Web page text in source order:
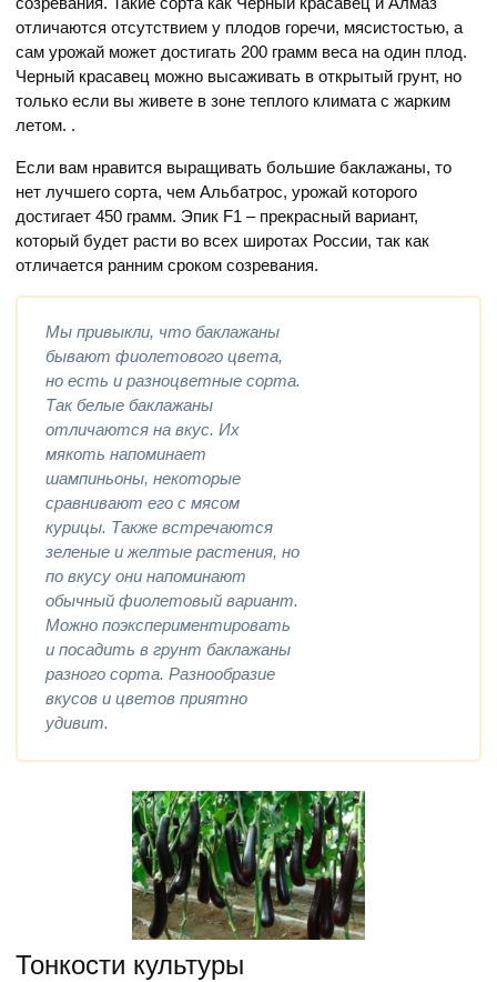
отличаются отсутствием у плодов горечи, мясистостью, а
сам урожай может достигать 200 грамм веса на один плод.
Черный красавец можно высаживать в открытый грунт, но
только если вы живете в зоне теплого климата с жарким
летом. .
Если вам нравится выращивать большие баклажаны, то
нет лучшего сорта, чем Альбатрос, урожай которого
достигает 450 грамм. Эпик F1 – прекрасный вариант,
который будет расти во всех широтах России, так как
отличается ранним сроком созревания.
Мы привыкли, что баклажаны
бывают фиолетового цвета,
но есть и разноцветные сорта.
Так белые баклажаны
отличаются на вкус. Их
мякоть напоминает
шампиньоны, некоторые
сравнивают его с мясом
курицы. Также встречаются
зеленые и желтые растения, но
по вкусу они напоминают
обычный фиолетовый вариант.
Можно поэкспериментировать
и посадить в грунт баклажаны
разного сорта. Разнообразие
вкусов и цветов приятно
удивит.
Тонкости культуры